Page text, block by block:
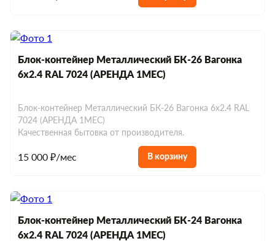
Блок-контейнер Металлический БК-26 Вагонка
6х2.4 RAL 7024 (АРЕНДА 1МЕС)
Блок-контейнер Металлический БК-26 Вагонка 6х2.4 RAL
7024 (АРЕНДА 1МЕС)
Качественная бытовка от производителя.
15 000 ₽/мес В корзину
Блок-контейнер Металлический БК-24 Вагонка
6х2.4 RAL 7024 (АРЕНДА 1МЕС)